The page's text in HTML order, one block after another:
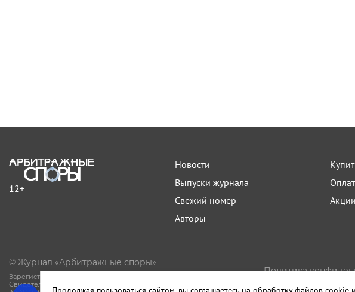
12+
Новости
Выпуски журнала
Свежий номер
Авторы
Акции
© Журнал «Арбитражные споры»
Зарегистрирован Роскомнадзором.
Свидетельство Эл № ФС77-81594 от 06.08.2021.
Политика